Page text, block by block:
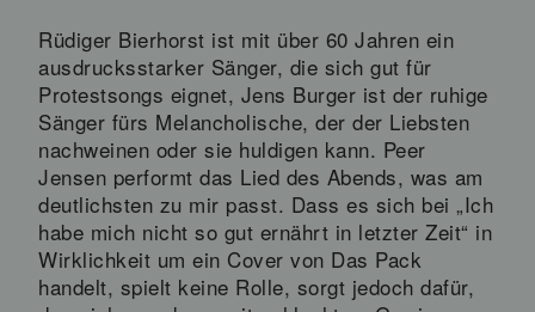
Rüdiger Bierhorst ist mit über 60 Jahren ein
ausdrucksstarker Sänger, die sich gut für
Protestsongs eignet, Jens Burger ist der ruhige
Sänger fürs Melancholische, der der Liebsten
nachweinen oder sie huldigen kann. Peer
Jensen performt das Lied des Abends, was am
deutlichsten zu mir passt. Dass es sich bei „Ich
habe mich nicht so gut ernährt in letzter Zeit“ in
Wirklichkeit um ein Cover von Das Pack
handelt, spielt keine Rolle, sorgt jedoch dafür,